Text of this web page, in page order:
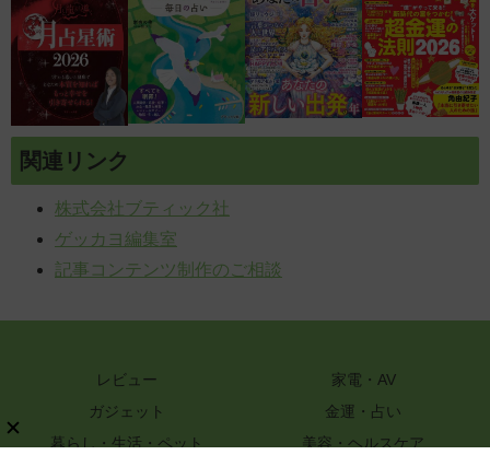
関連リンク
株式会社ブティック社
ゲッカヨ編集室
記事コンテンツ制作のご相談
レビュー
家電・AV
ガジェット
金運・占い
暮らし・生活・ペット
美容・ヘルスケア